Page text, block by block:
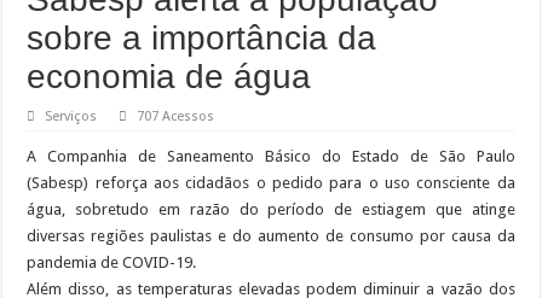
sobre a importância da
economia de água
Serviços 707 Acessos
A Companhia de Saneamento Básico do Estado de São Paulo
(Sabesp) reforça aos cidadãos o pedido para o uso consciente da
água, sobretudo em razão do período de estiagem que atinge
diversas regiões paulistas e do aumento de consumo por causa da
pandemia de COVID-19.
Além disso, as temperaturas elevadas podem diminuir a vazão dos